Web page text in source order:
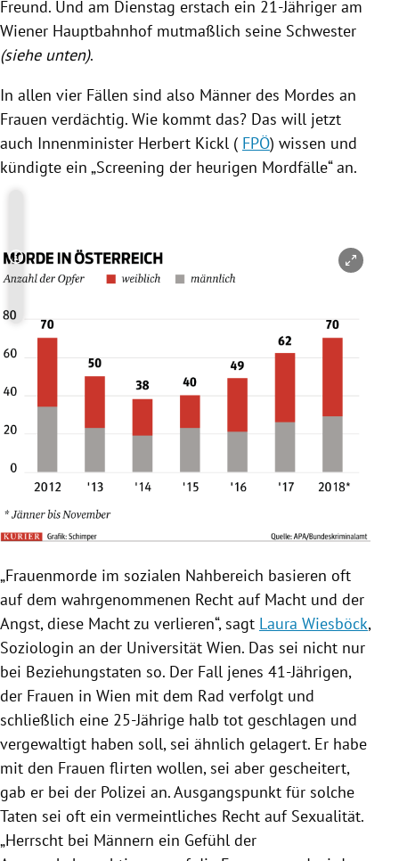
Freund. Und am Dienstag erstach ein 21-Jähriger am
Wiener Hauptbahnhof mutmaßlich seine Schwester
(siehe unten).
In allen vier Fällen sind also Männer des Mordes an
Frauen verdächtig. Wie kommt das? Das will jetzt
auch Innenminister Herbert Kickl ( FPÖ) wissen und
kündigte ein „Screening der heurigen Mordfälle“ an.
Copyright-Hinweis öffnen/schließen
„Frauenmorde im sozialen Nahbereich basieren oft
auf dem wahrgenommenen Recht auf Macht und der
Angst, diese Macht zu verlieren“, sagt Laura Wiesböck,
Soziologin an der Universität Wien. Das sei nicht nur
bei Beziehungstaten so. Der Fall jenes 41-Jährigen,
der Frauen in Wien mit dem Rad verfolgt und
schließlich eine 25-Jährige halb tot geschlagen und
vergewaltigt haben soll, sei ähnlich gelagert. Er habe
mit den Frauen flirten wollen, sei aber gescheitert,
gab er bei der Polizei an. Ausgangspunkt für solche
Taten sei oft ein vermeintliches Recht auf Sexualität.
„Herrscht bei Männern ein Gefühl der